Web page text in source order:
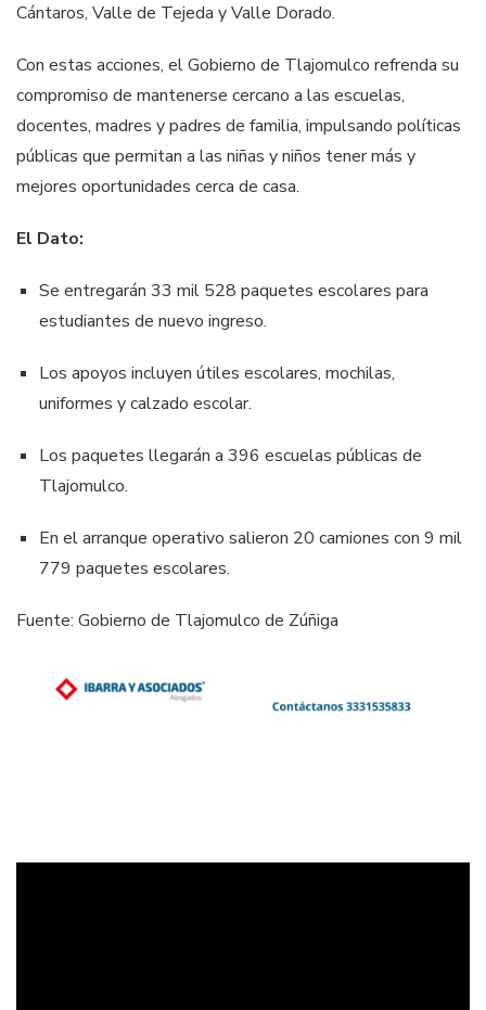
Cántaros, Valle de Tejeda y Valle Dorado.
Con estas acciones, el Gobierno de Tlajomulco refrenda su
compromiso de mantenerse cercano a las escuelas,
docentes, madres y padres de familia, impulsando políticas
públicas que permitan a las niñas y niños tener más y
mejores oportunidades cerca de casa.
El Dato:
Se entregarán 33 mil 528 paquetes escolares para
estudiantes de nuevo ingreso.
Los apoyos incluyen útiles escolares, mochilas,
uniformes y calzado escolar.
Los paquetes llegarán a 396 escuelas públicas de
Tlajomulco.
En el arranque operativo salieron 20 camiones con 9 mil
779 paquetes escolares.
Fuente: Gobierno de Tlajomulco de Zúñiga